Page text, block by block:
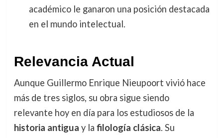
académico le ganaron una posición destacada
en el mundo intelectual.
Relevancia Actual
Aunque Guillermo Enrique Nieupoort vivió hace
más de tres siglos, su obra sigue siendo
relevante hoy en día para los estudiosos de la
historia antigua y la filología clásica. Su